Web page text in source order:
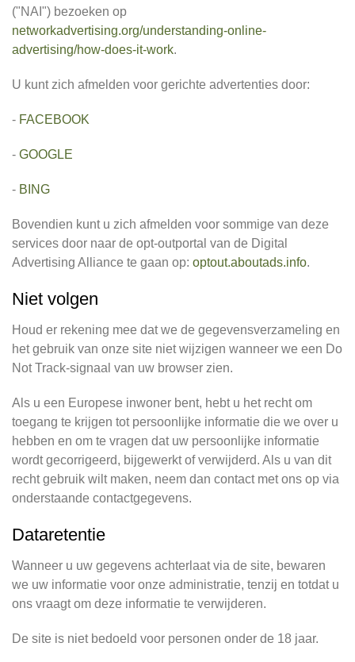
("NAI") bezoeken op
networkadvertising.org/understanding-online-
advertising/how-does-it-work.
U kunt zich afmelden voor gerichte advertenties door:
- FACEBOOK
- GOOGLE
- BING
Bovendien kunt u zich afmelden voor sommige van deze
services door naar de opt-outportal van de Digital
Advertising Alliance te gaan op: optout.aboutads.info.
Niet volgen
Houd er rekening mee dat we de gegevensverzameling en
het gebruik van onze site niet wijzigen wanneer we een Do
Not Track-signaal van uw browser zien.
Als u een Europese inwoner bent, hebt u het recht om
toegang te krijgen tot persoonlijke informatie die we over u
hebben en om te vragen dat uw persoonlijke informatie
wordt gecorrigeerd, bijgewerkt of verwijderd. Als u van dit
recht gebruik wilt maken, neem dan contact met ons op via
onderstaande contactgegevens.
Dataretentie
Wanneer u uw gegevens achterlaat via de site, bewaren
we uw informatie voor onze administratie, tenzij en totdat u
ons vraagt om deze informatie te verwijderen.
De site is niet bedoeld voor personen onder de 18 jaar.